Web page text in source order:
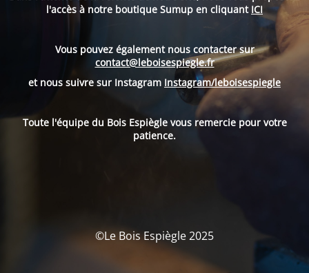
l'accès à notre boutique Sumup en cliquant ICI
Vous pouvez également nous contacter sur
contact@leboisespiegle.fr
et nous suivre sur Instagram Instagram/leboisespiegle
Toute l'équipe du Bois Espiègle vous remercie pour votre
patience.
©Le Bois Espiègle 2025